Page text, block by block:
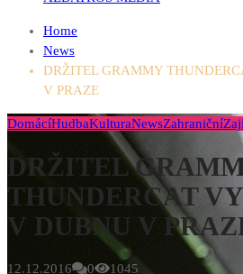
Home
News
DRŽITEL GRAMMY
V PRAZE
DomácíHudbaKulturaNewsZahraniční
DRŽITEL
THUNDERCAT
V DUBNU V
12.12.2016 0 1045